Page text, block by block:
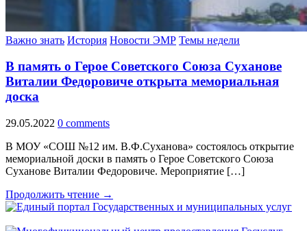
Важно знать История Новости ЭМР Темы недели
В память о Герое Советского Союза Суханове
Виталии Федоровиче открыта мемориальная
доска
29.05.2022 0 comments
В МОУ «СОШ №12 им. В.Ф.Суханова» состоялось открытие
мемориальной доски в память о Герое Советского Союза
Суханове Виталии Федоровиче. Мероприятие […]
Продолжить чтение →